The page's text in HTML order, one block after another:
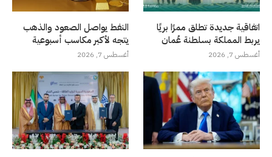
اتفاقية جديدة تطلق ممرًا بريًا
يربط المملكة بسلطنة عُمان
أغسطس 7, 2026
النفط يواصل الصعود والذهب
يتجه لأكبر مكاسب أسبوعية
أغسطس 7, 2026